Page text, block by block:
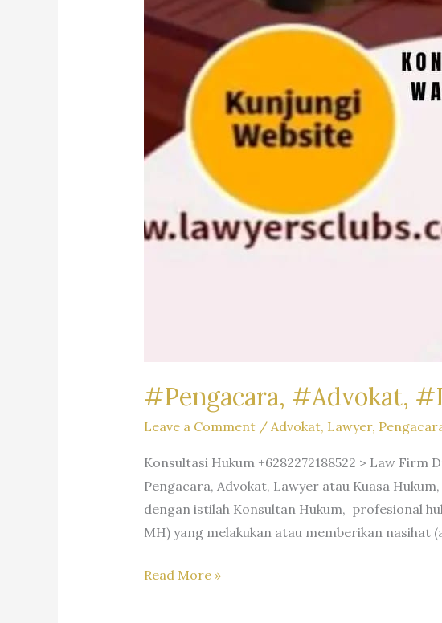
#Pengacara, #Advokat,
Leave a Comment / Advokat, Lawyer,
Konsultasi Hukum +6282272188522 > Law
Pengacara, Advokat, Lawyer atau Kuasa
dengan istilah Konsultan Hukum, profesional
MH) yang melakukan atau memberikan nasihat
#Pengacara, #Advokat,
Read More »